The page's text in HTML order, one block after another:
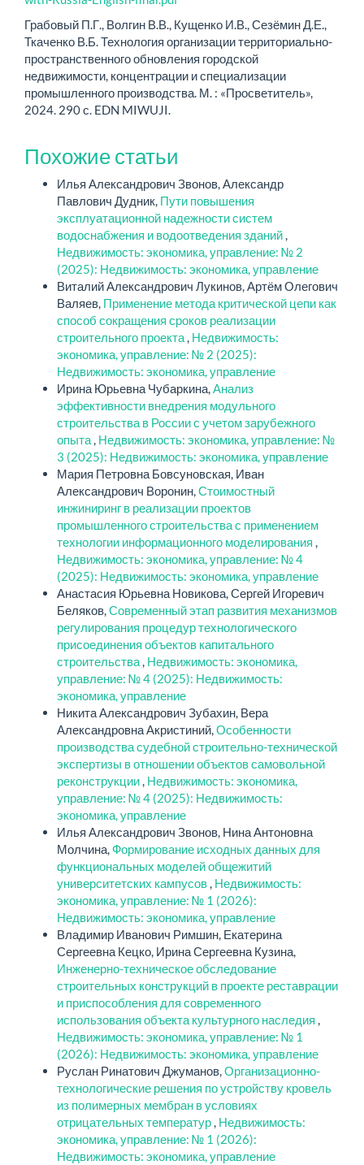
Грабовый П.Г., Волгин В.В., Кущенко И.В., Сезёмин Д.Е.,
Ткаченко В.Б. Технология организации территориально-
пространственного обновления городской
недвижимости, концентрации и специализации
промышленного производства. М. : «Просветитель»,
2024. 290 с. EDN MIWUJI.
Похожие статьи
Илья Александрович Звонов, Александр
Павлович Дудник, Пути повышения
эксплуатационной надежности систем
водоснабжения и водоотведения зданий,
Недвижимость: экономика, управление: № 2
(2025): Недвижимость: экономика, управление
Виталий Александрович Лукинов, Артём Олегович
Валяев, Применение метода критической цепи как
способ сокращения сроков реализации
строительного проекта, Недвижимость:
экономика, управление: № 2 (2025):
Недвижимость: экономика, управление
Ирина Юрьевна Чубаркина,Анализ
эффективности внедрения модульного
строительства в России с учетом зарубежного
опыта, Недвижимость: экономика, управление: №
3 (2025): Недвижимость: экономика, управление
Мария Петровна Бовсуновская, Иван
Александрович Воронин,Стоимостный
инжиниринг в реализации проектов
промышленного строительства с применением
технологии информационного моделирования ,
Недвижимость: экономика, управление: № 4
(2025): Недвижимость: экономика, управление
Анастасия Юрьевна Новикова, Сергей Игоревич
Беляков,Современный этап развития механизмов
регулирования процедур технологического
присоединения объектов капитального
строительства, Недвижимость: экономика,
управление: № 4 (2025): Недвижимость:
экономика, управление
Никита Александрович Зубахин, Вера
Александровна Акристиний,Особенности
производства судебной строительно-технической
экспертизы в отношении объектов самовольной
реконструкции, Недвижимость: экономика,
управление: № 4 (2025): Недвижимость:
экономика, управление
Илья Александрович Звонов, Нина Антоновна
Молчина,Формирование исходных данных для
функциональных моделей общежитий
университетских кампусов, Недвижимость:
экономика, управление: № 1 (2026):
Недвижимость: экономика, управление
Владимир Иванович Римшин, Екатерина
Сергеевна Кецко, Ирина Сергеевна Кузина,
Инженерно-техническое обследование
строительных конструкций в проекте реставрации
и приспособления для современного
использования объекта культурного наследия ,
Недвижимость: экономика, управление: № 1
(2026): Недвижимость: экономика, управление
Руслан Ринатович Джуманов,Организационно-
технологические решения по устройству кровель
из полимерных мембран в условиях
отрицательных температур, Недвижимость:
экономика, управление: № 1 (2026):
Недвижимость: экономика, управление